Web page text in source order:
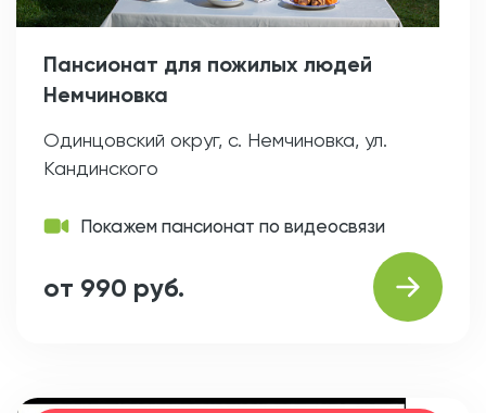
Пансионат для пожилых людей
Немчиновка
Одинцовский округ, с. Немчиновка, ул.
Кандинского
Покажем пансионат по видеосвязи
от 990 руб.